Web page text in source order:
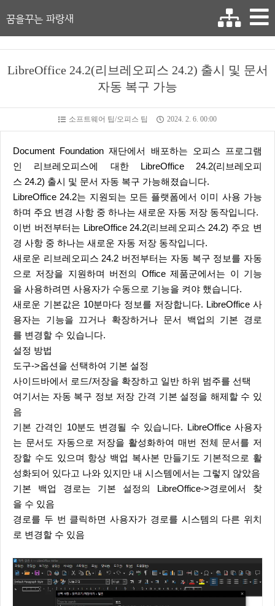
꿈을꾸는 파랑새
LibreOffice 24.2(리브레오피스 24.2) 출시 및 문서
자동 복구 가능
소프트웨어 팁/오피스 팁 2024. 2. 6. 00:00
Document Foundation 재단에서 배포하는 오피스 프로그램
인 리브레오피스에 대한 LibreOffice 24.2(리브레오피
스 24.2) 출시 및 문서 자동 복구 가능해졌습니다.
LibreOffice 24.2는 지원되는 모든 플랫폼에서 이미 사용 가능
하며 주요 변경 사항 중 하나는 새로운 자동 저장 동작입니다.
이번 버전부터는 LibreOffice 24.2(리브레오피스 24.2) 주요 변
경 사항 중 하나는 새로운 자동 저장 동작입니다.
새로운 리브레오피스 24.2 버전부터는 자동 복구 정보를 자동
으로 저장을 지원하며 버전의 Office 제품군에서는 이 기능
을 사용하려면 사용자가 수동으로 기능을 켜야 했습니다.
새로운 기본값은 10분마다 정보를 저장합니다. LibreOffice 사
용자는 기능을 끄거나 확장하거나 문서 백업의 기본 경로
를 변경할 수 있습니다.
설정 방법
도구->옵션을 선택하여 기본 설정
사이드바에서 로드/저장을 확장하고 일반 하위 범주를 선택
여기서는 자동 복구 정보 저장 간격 기본 설정을 해제할 수 있
음
기본 간격인 10분도 변경될 수 있습니다. LibreOffice 사용자
는 문서도 자동으로 저장을 활성화하여 매번 전체 문서를 저
장할 수도 있으며 항상 백업 복사본 만들기도 기본적으로 활
성화되어 있다고 나와 있지만 내 시스템에서는 그렇지 않았음
기본 백업 경로는 기본 설정의 LibreOffice->경로에서 찾
을 수 있음
경로를 두 번 클릭하면 사용자가 경로를 시스템의 다른 위치
로 변경할 수 있음